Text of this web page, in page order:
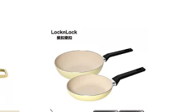
慕宋閣(1)
版社(1)